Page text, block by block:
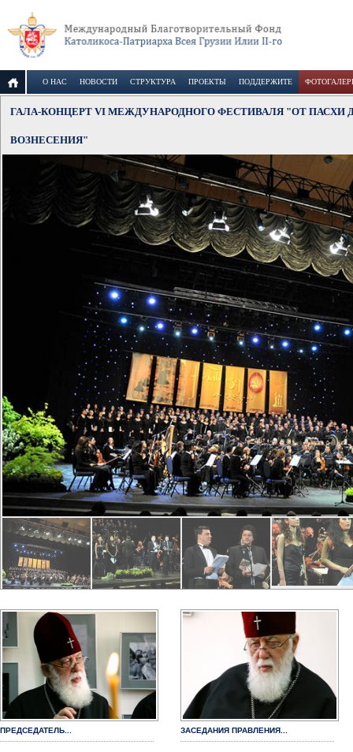
О НАС НОВОСТИ СТРУКТУРА ПРОЕКТЫ ПОДДЕРЖИТЕ
ГАЛА-КОНЦЕРТ VI МЕЖДУНАРОДНОГО ФЕСТИВАЛЯ "ОТ ПАСХИ
ВОЗНЕСЕНИЯ"
ПРЕДСЕДАТЕЛЬ... ЗАСЕДАНИЯ ПРАВЛЕНИЯ...